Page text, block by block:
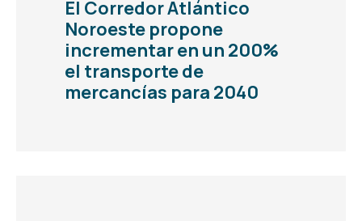
El Corredor Atlántico
Noroeste propone
incrementar en un 200%
el transporte de
mercancías para 2040